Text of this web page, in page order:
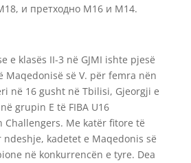
и претходно М16 и М14.
e klasës II-3 në GJMI ishte pjesë
Maqedonisë së V. për femra nën
në 16 gusht në Tbilisi, Gjeorgji e
grupin E të FIBA U16
Challengers. Me katër fitore të
kadetet e Maqedonis së
në konkurrencën e tyre. Dea